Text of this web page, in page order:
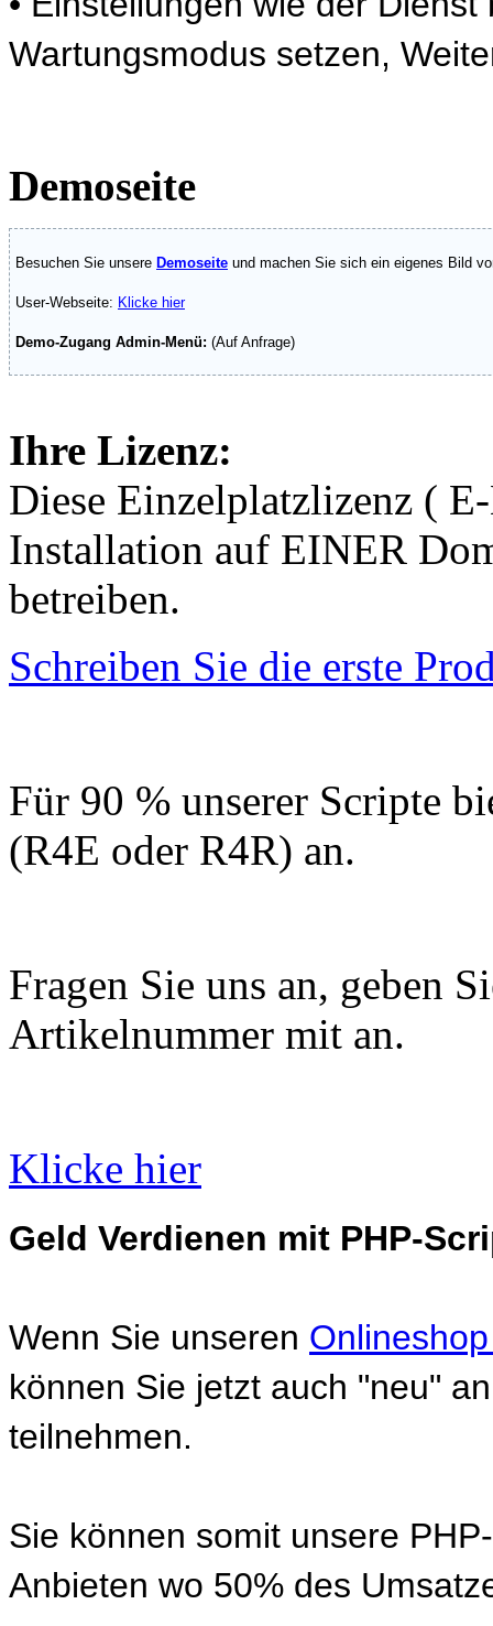
Wartungsmodus setzen,
Demoseite
Besuchen Sie unsere Demoseite und machen Sie sich ein eigenes Bild
User-Webseite: Klicke hier
Demo-Zugang Admin-Menü: (Auf Anfrage)
Ihre Lizenz:
Diese Einzelplatzlizenz (
Installation auf EINER
betreiben.
Schreiben Sie die erste
Für 90 % unserer Scripte
(R4E oder R4R) an.
Fragen Sie uns an, geben
Artikelnummer mit an.
Klicke hier
Geld Verdienen mit PHP-
Wenn Sie unseren
können Sie jetzt auch "neu"
teilnehmen.
Sie können somit unsere
Anbieten wo 50% des